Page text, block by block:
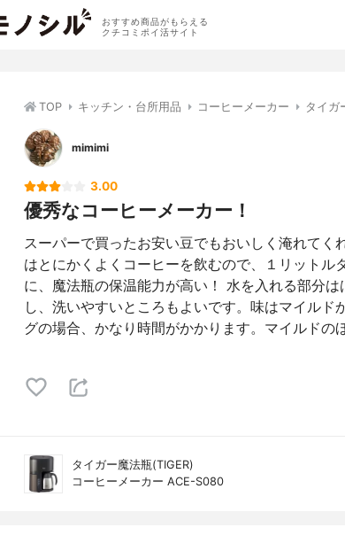
おすすめ商品がもらえる
クチコミポイ活サイト
TOP キッチン・台所用品 コーヒーメーカー タイガ
mimimi
3.00
優秀なコーヒーメーカー！
スーパーで買ったお安い豆でもおいしく淹れてく
はとにかくよくコーヒーを飲むので、１リットル
に、魔法瓶の保温能力が高い！ 水を入れる部分
し、洗いやすいところもよいです。味はマイルド
グの場合、かなり時間がかかります。マイルドの
タイガー魔法瓶(TIGER)
コーヒーメーカー ACE-S080